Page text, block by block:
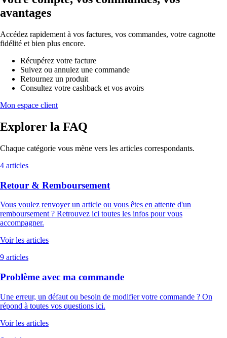
avantages
Accédez rapidement à vos factures, vos commandes, votre cagnotte
fidélité et bien plus encore.
Récupérez votre facture
Suivez ou annulez une commande
Retournez un produit
Consultez votre cashback et vos avoirs
Mon espace client
Explorer la FAQ
Chaque catégorie vous mène vers les articles correspondants.
4 articles
Retour & Remboursement
Vous voulez renvoyer un article ou vous êtes en attente d'un
remboursement ? Retrouvez ici toutes les infos pour vous
accompagner.
Voir les articles
9 articles
Problème avec ma commande
Une erreur, un défaut ou besoin de modifier votre commande ? On
répond à toutes vos questions ici.
Voir les articles